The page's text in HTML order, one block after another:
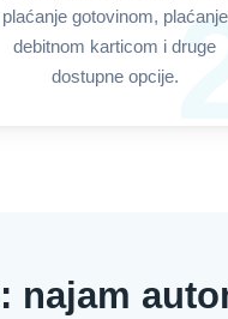
2
plaćanje gotovinom, plaćanje
debitnom karticom i druge
dostupne opcije.
najam